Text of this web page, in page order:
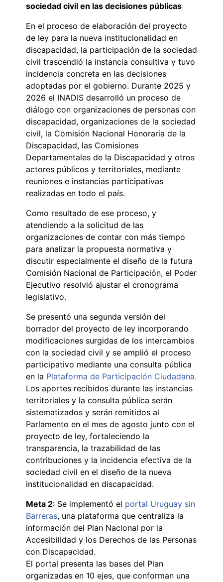
sociedad civil en las decisiones públicas
En el proceso de elaboración del proyecto
de ley para la nueva institucionalidad en
discapacidad, la participación de la sociedad
civil trascendió la instancia consultiva y tuvo
incidencia concreta en las decisiones
adoptadas por el gobierno. Durante 2025 y
2026 el INADIS desarrolló un proceso de
diálogo con organizaciones de personas con
discapacidad, organizaciones de la sociedad
civil, la Comisión Nacional Honoraria de la
Discapacidad, las Comisiones
Departamentales de la Discapacidad y otros
actores públicos y territoriales, mediante
reuniones e instancias participativas
realizadas en todo el país.
Como resultado de ese proceso, y
atendiendo a la solicitud de las
organizaciones de contar con más tiempo
para analizar la propuesta normativa y
discutir especialmente el diseño de la futura
Comisión Nacional de Participación, el Poder
Ejecutivo resolvió ajustar el cronograma
legislativo.
Se presentó una segunda versión del
borrador del proyecto de ley incorporando
modificaciones surgidas de los intercambios
con la sociedad civil y se amplió el proceso
participativo mediante una consulta pública
en la Plataforma de Participación Ciudadana.
Los aportes recibidos durante las instancias
territoriales y la consulta pública serán
sistematizados y serán remitidos al
Parlamento en el mes de agosto junto con el
proyecto de ley, fortaleciendo la
transparencia, la trazabilidad de las
contribuciones y la incidencia efectiva de la
sociedad civil en el diseño de la nueva
institucionalidad en discapacidad.
Meta 2: Se implementó el portal Uruguay sin
Barreras, una plataforma que centraliza la
información del Plan Nacional por la
Accesibilidad y los Derechos de las Personas
con Discapacidad.
El portal presenta las bases del Plan
organizadas en 10 ejes, que conforman una